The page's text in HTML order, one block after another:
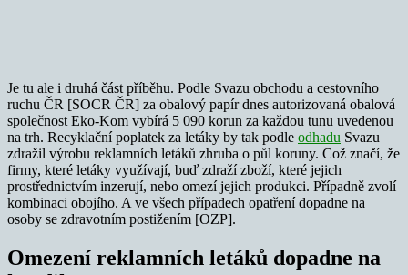
Je tu ale i druhá část příběhu. Podle Svazu obchodu a cestovního
ruchu ČR [SOCR ČR] za obalový papír dnes autorizovaná obalová
společnost Eko-Kom vybírá 5 090 korun za každou tunu uvedenou
na trh. Recyklační poplatek za letáky by tak podle odhadu Svazu
zdražil výrobu reklamních letáků zhruba o půl koruny. Což značí, že
firmy, které letáky využívají, buď zdraží zboží, které jejich
prostřednictvím inzerují, nebo omezí jejich produkci. Případně zvolí
kombinaci obojího. A ve všech případech opatření dopadne na
osoby se zdravotním postižením [OZP].
Omezení reklamních letáků dopadne na